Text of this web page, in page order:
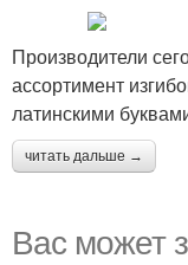
Производители
ассортимент
латинскими
читать дальше →
Вас может